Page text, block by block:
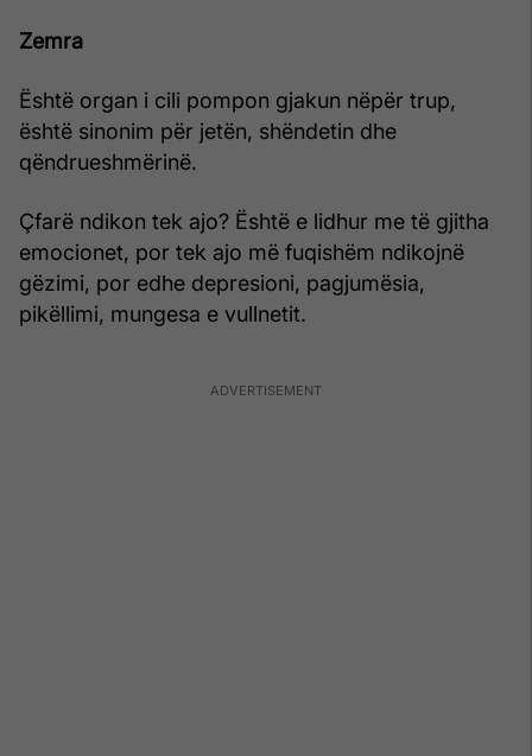
Zemra
Është organ i cili pompon gjakun nëpër trup,
është sinonim për jetën, shëndetin dhe
qëndrueshmërinë.
Çfarë ndikon tek ajo? Është e lidhur me të gjitha
emocionet, por tek ajo më fuqishëm ndikojnë
gëzimi, por edhe depresioni, pagjumësia,
pikëllimi, mungesa e vullnetit.